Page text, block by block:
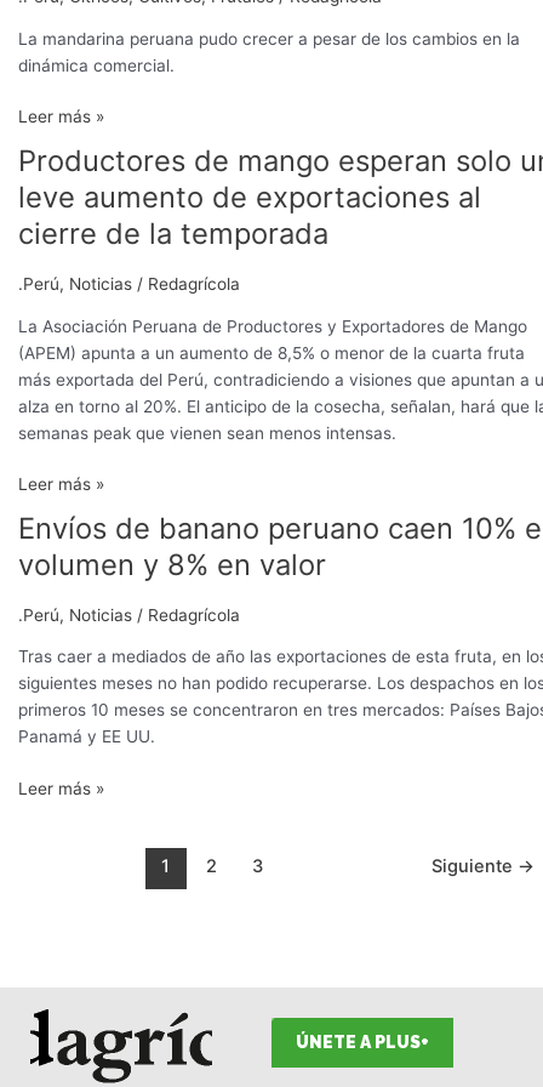
La mandarina peruana pudo crecer a pesar de los cambios en la
dinámica comercial.
Leer más »
Productores de mango esperan solo
leve aumento de exportaciones al
cierre de la temporada
.Perú, Noticias / Redagrícola
La Asociación Peruana de Productores y Exportadores de Mango
(APEM) apunta a un aumento de 8,5% o menor de la cuarta fruta
más exportada del Perú, contradiciendo a visiones que apuntan a
alza en torno al 20%. El anticipo de la cosecha, señalan, hará que
semanas peak que vienen sean menos intensas.
Productores
de
mango
esperan
un
leve
aumento
exportaciones
de
temporada
Leer más »
Envíos de banano peruano caen 10%
volumen y 8% en valor
.Perú, Noticias / Redagrícola
Tras caer a mediados de año las exportaciones de esta fruta, en
siguientes meses no han podido recuperarse. Los despachos en
primeros 10 meses se concentraron en tres mercados: Países
Panamá y EE UU.
Envíos
banano
10%
en
volumen
y
en
Leer más »
1 2 3 Siguiente →
ÚNETE A PLUS+